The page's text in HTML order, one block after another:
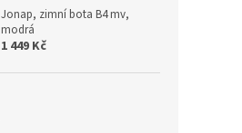
Jonap, zimní bota B4 mv,
modrá
1 449 Kč